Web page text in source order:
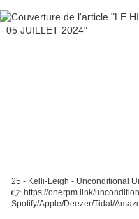
25 - Kelli-Leigh - Unconditional
👉 https://onerpm.link/
Spotify/Apple/Deezer/Tidal/